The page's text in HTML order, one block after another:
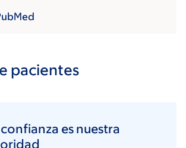
pacientes
confianza es nuestra